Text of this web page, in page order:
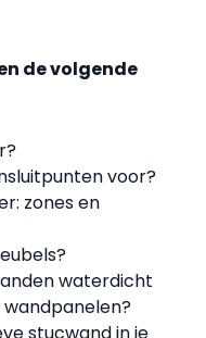
de volgende
voor?
zones en
waterdicht